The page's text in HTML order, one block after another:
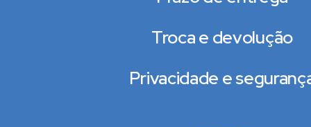
Troca e devolução
Privacidade e